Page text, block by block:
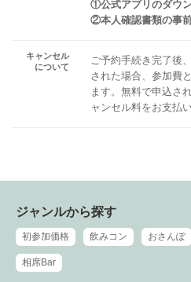
①公式アプリのダウ
②本人確認書類の事
キャンセル
について
ご予約手続き完了後
された場合、参加費
ます。無料で申込さ
ャンセル料をお支払
ジャンルから探す
初参加価格 飲みコン おさんぽ
相席Bar